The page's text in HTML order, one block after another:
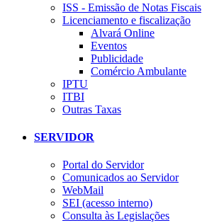
ISS - Emissão de Notas Fiscais
Licenciamento e fiscalização
Alvará Online
Eventos
Publicidade
Comércio Ambulante
IPTU
ITBI
Outras Taxas
SERVIDOR
Portal do Servidor
Comunicados ao Servidor
WebMail
SEI (acesso interno)
Consulta às Legislações